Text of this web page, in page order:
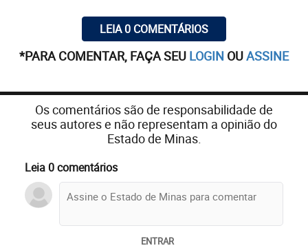
LEIA 0 COMENTÁRIOS
*PARA COMENTAR, FAÇA SEU LOGIN OUASSINE
Os comentários são de responsabilidade de
seus autores e não representam a opinião do
Estado de Minas.
Leia 0 comentários
ENTRAR